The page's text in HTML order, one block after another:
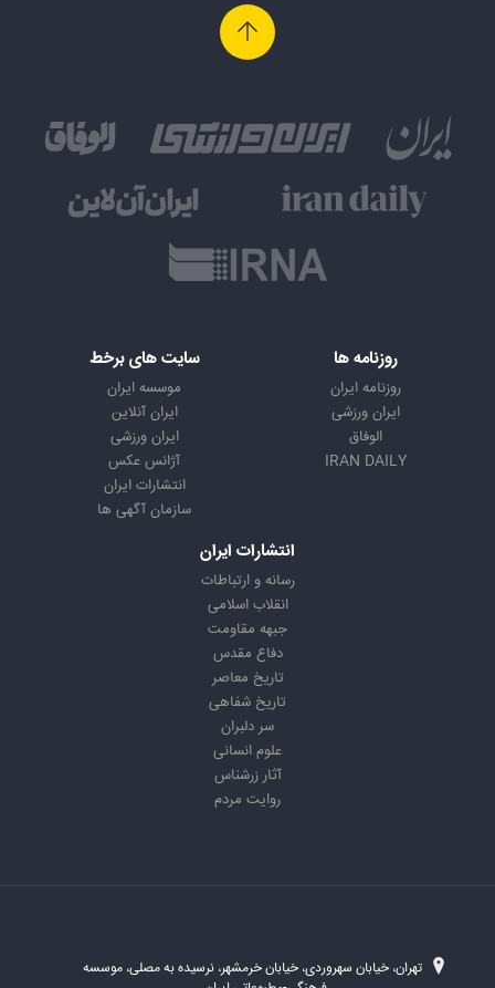
روزنامه ها
روزنامه ایران
ایران ورزشی
الوفاق
IRAN DAILY
سایت های برخط
موسسه ایران
ایران آنلاین
ایران ورزشی
آژانس عکس
انتشارات ایران
سازمان آگهی ها
انتشارات ایران
رسانه و ارتباطات
انقلاب اسلامی
جبهه مقاومت
دفاع مقدس
تاریخ معاصر
تاریخ شفاهی
سر دلبران
علوم انسانی
آثار زرشناس
روایت مردم
تهران، خیابان سهروردی، خیابان خرمشهر، نرسیده به مصلی، موسسه